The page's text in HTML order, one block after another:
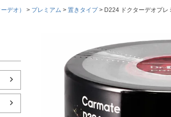
デオ） プレミアム 置きタイプ D224 ドクターデオプレ